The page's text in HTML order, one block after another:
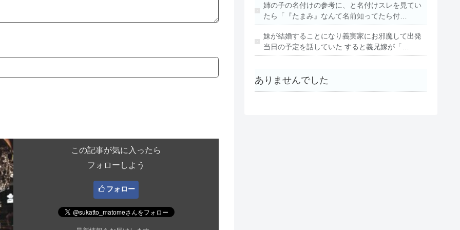
この記事が気に入ったら
フォローしよう
フォロー
姉の子の名付けの参考に、と名付けスレを見てい
たら「『たまみ』なんて名前知ってたら付…
妹が結婚することになり義実家にお邪魔して出発
当日の予定を話していた すると義兄嫁が「…
ありませんでした